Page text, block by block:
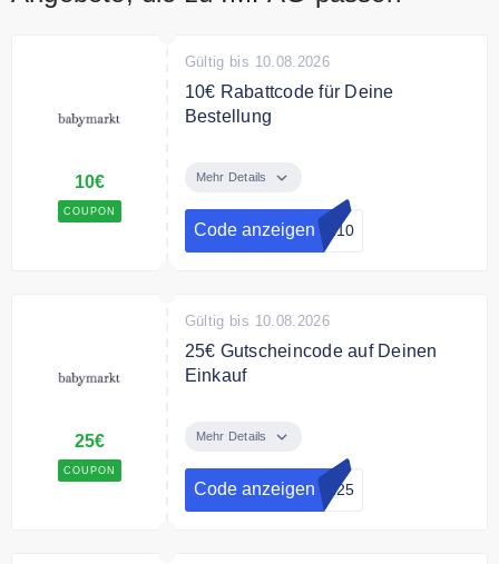
10€
COUPON
Gültig bis 10.08.2026
10€ Rabattcode für Deine
Bestellung
Deine Bestellung ab 49€ MBW
Bedingungen
Nicht kombinierbar. Ausgewählte
Mehr Details
Code anzeigen IN10
25€
COUPON
Gültig bis 10.08.2026
25€ Gutscheincode auf Deinen
Einkauf
auf Deinen Einkauf ab einem
Bestellwert von 149€
Bedingungen
Mehr Details
Code anzeigen IN25